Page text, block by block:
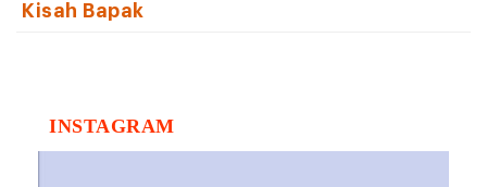
Kisah Bapak
INSTAGRAM